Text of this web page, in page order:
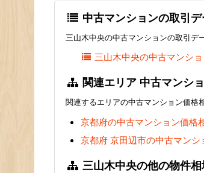
中古マンションの取引デ
三山木中央の中古マンションの取引デ
三山木中央の中古マンシ
関連エリア 中古マンシ
関連するエリアの中古マンション価格
京都府の中古マンション価格
京都府 京田辺市の中古マン
三山木中央の他の物件